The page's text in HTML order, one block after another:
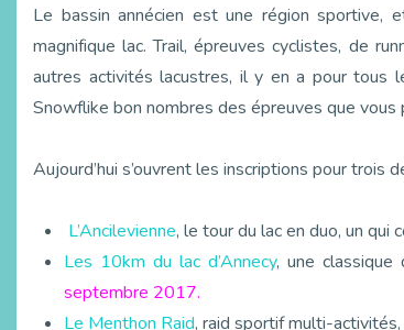
Le bassin annécien est une région sportive,
magnifique lac. Trail, épreuves cyclistes, de
autres activités lacustres, il y en a pour tous
Snowflike bon nombres des épreuves que
Aujourd’hui s’ouvrent les inscriptions pour trois
L’Ancilevienne, le tour du lac en duo, un qui
Les 10km du lac d’Annecy, une
septembre 2017.
Le Menthon Raid, raid sportif multi-